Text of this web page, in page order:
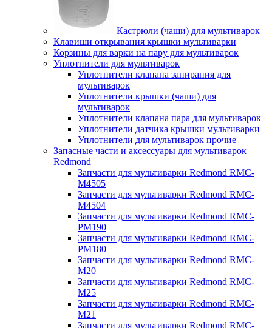
Кастрюли (чаши) для мультиварок
Клавиши открывания крышки мультиварки
Корзины для варки на пару для мультиварок
Уплотнители для мультиварок
Уплотнители клапана запирания для
мультиварок
Уплотнители крышки (чаши) для
мультиварок
Уплотнители клапана пара для мультиварок
Уплотнители датчика крышки мультиварки
Уплотнители для мультиварок прочие
Запасные части и аксессуары для мультиварок
Redmond
Запчасти для мультиварки Redmond RMC-
M4505
Запчасти для мультиварки Redmond RMC-
M4504
Запчасти для мультиварки Redmond RMC-
PM190
Запчасти для мультиварки Redmond RMC-
PM180
Запчасти для мультиварки Redmond RMC-
M20
Запчасти для мультиварки Redmond RMC-
M25
Запчасти для мультиварки Redmond RMC-
M21
Запчасти для мультиварки Redmond RMC-